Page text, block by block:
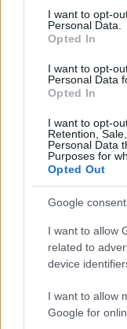
consent section.
I want to opt-
Personal Data.
Opted In
I want to opt-
Personal Data
Opted In
I want to opt-
Retention,
Personal Data
Purposes for
Opted Out
Google
I want to allow
related to
device
I want to allow
Google for
2018 óta
Államokban él és
vett részt. Az HBO
operatőreként is
Enyedi Ildikó
feleségem
volt az
Rév Marcell
2012-ben& Junior
Sándor-díjban
A képen az Emmy-
kreatív Emmy-díjak